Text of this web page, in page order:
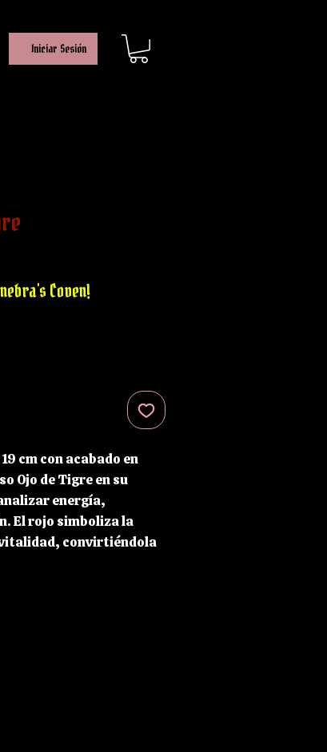
Iniciar Sesión
Coven!
cm con acabado en
Ojo de Tigre en su
energía,
El rojo simboliza la
convirtiéndola